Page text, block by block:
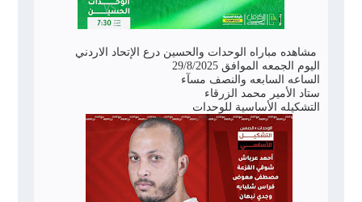
مشاهده مباراه الوحدات والحسين درع الإتحاد الاردني
اليوم الجمعه الموافق 29/8/2025
الساعه السابعه والنصف مسآء
ستاد الأمير محمد الزرقاء
التشكيله الأساسية للوحدات